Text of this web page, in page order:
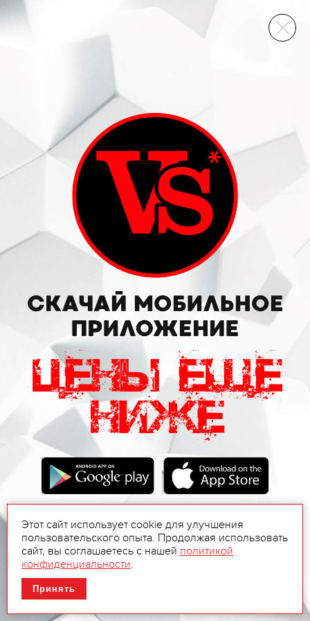
ВИННЫЙ СКЛАД
Этот сайт использует cookie для улучшения
пользовательского опыта. Продолжая использовать
сайт, вы соглашаетесь с нашей политикой
конфиденциальности.
Принять